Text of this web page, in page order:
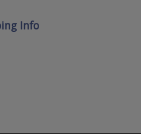
Info